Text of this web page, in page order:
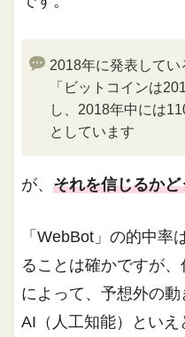
2018年に発表してい
「ビットコインは
し、2018年中には
としています
が、それを信じるか
「WebBot」の的中率
ることは確かですが
によって、予想外の動
AI（人工知能）といえ